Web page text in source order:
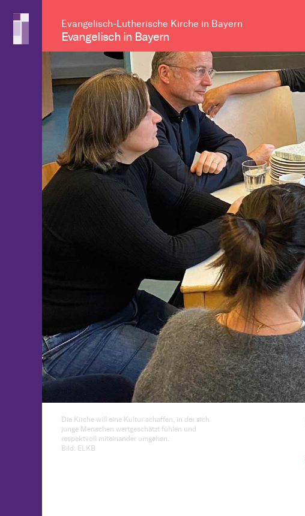
Evangelisch-Lutherische Kirche in Bayern
Evangelisch in Bayern
Die Kirche will eine Kultur schaffen, in der sich
junge Menschen wertgeschätzt fühlen und
respektvoll miteinander umgehen.
Bild: ELKB